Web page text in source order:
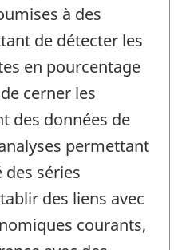
à des
de détecter les
en pourcentage
cerner les
des données de
permettant
séries
des liens avec
courants,